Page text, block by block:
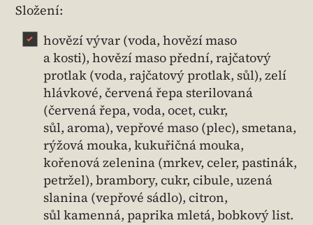
Složení:
hovězí vývar (voda, hovězí maso
a kosti), hovězí maso přední, rajčatový
protlak (voda, rajčatový protlak, sůl), zelí
hlávkové, červená řepa sterilovaná
(červená řepa, voda, ocet, cukr,
sůl, aroma), vepřové maso (plec), smetana,
rýžová mouka, kukuřičná mouka,
kořenová zelenina (mrkev, celer, pastinák,
petržel), brambory, cukr, cibule, uzená
slanina (vepřové sádlo), citron,
sůl kamenná, paprika mletá, bobkový list.